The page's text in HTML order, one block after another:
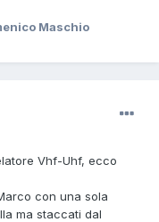
Maschio
Vhf-Uhf, ecco
con una sola
ma staccati dal